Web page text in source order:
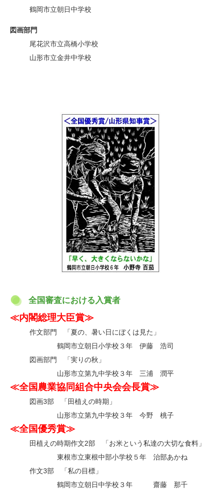
鶴岡市立朝日中学校
図画部門
尾花沢市立高橋小学校
山形市立金井中学校
全国審査における入賞者
≪内閣総理大臣賞≫
作文部門 「夏の、暑い日にぼくは見た」
鶴岡市立朝日小学校３年 伊藤 浩司
図画部門 「実りの秋」
山形市立第九中学校３年 三浦 潤平
≪全国農業協同組合中央会会長賞≫
図画3部 「田植えの時期」
山形市立第九中学校３年 今野 桃子
≪全国優秀賞≫
田植えの時期作文2部 「お米という私達の大切な食料」
東根市立東根中部小学校５年 治部あかね
作文3部 「私の目標」
鶴岡市立朝日中学校３年 齋藤 那千